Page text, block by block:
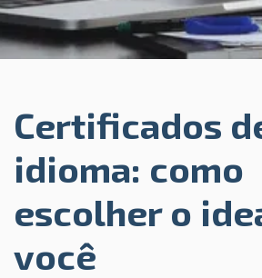
Certificados
idioma: como
escolher o
você